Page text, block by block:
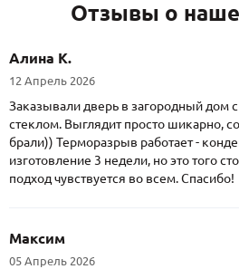
Отзывы о
Алина К.
12 Апрель 2026
Заказывали дверь в загородный дом
стеклом. Выглядит просто шикарно,
брали)) Терморазрыв работает -
изготовление 3 недели, но это того
подход чувствуется во всем. Спасибо!
Максим
05 Апрель 2026